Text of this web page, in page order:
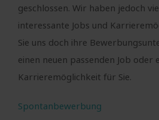
geschlossen. Wir haben jedoch
interessante Jobs und
Sie uns doch ihre
einen neuen passenden Job oder
Karrieremöglichkeit für Sie.
Spontanbewerbung